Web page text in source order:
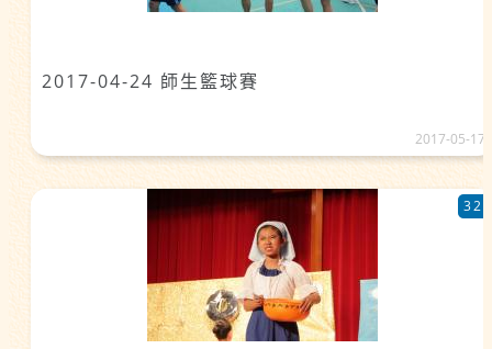
2017-04-24 師生籃球賽
2017-05-17
32